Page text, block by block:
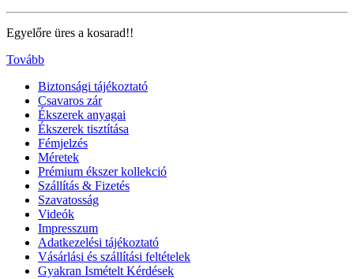
Egyelőre üres a kosarad!!
Tovább
Biztonsági tájékoztató
Csavaros zár
Ékszerek anyagai
Ékszerek tisztítása
Fémjelzés
Méretek
Prémium ékszer kollekció
Szállítás & Fizetés
Szavatosság
Videók
Impresszum
Adatkezelési tájékoztató
Vásárlási és szállítási feltételek
Gyakran Ismételt Kérdések